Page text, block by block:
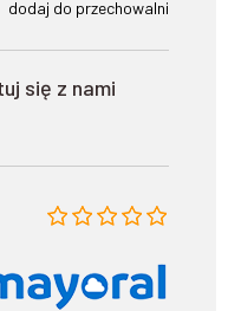
dodaj do przechowalni
się z nami